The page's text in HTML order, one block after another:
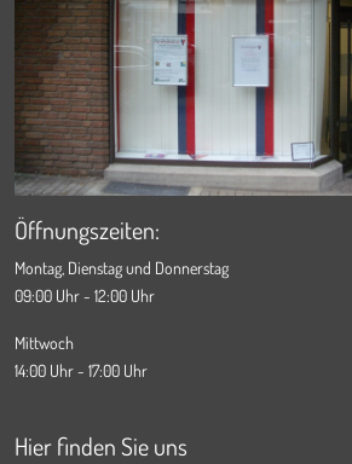
Öffnungszeiten:
Montag, Dienstag und Donnerstag
09:00 Uhr - 12:00 Uhr
Mittwoch
14:00 Uhr - 17:00 Uhr
Hier finden Sie uns